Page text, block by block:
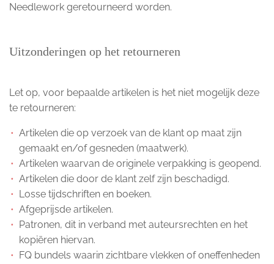
Needlework geretourneerd worden.
Uitzonderingen op het retourneren
Let op, voor bepaalde artikelen is het niet mogelijk deze
te retourneren:
Artikelen die op verzoek van de klant op maat zijn
gemaakt en/of gesneden (maatwerk).
Artikelen waarvan de originele verpakking is geopend.
Artikelen die door de klant zelf zijn beschadigd.
Losse tijdschriften en boeken.
Afgeprijsde artikelen.
Patronen, dit in verband met auteursrechten en het
kopiëren hiervan.
FQ bundels waarin zichtbare vlekken of oneffenheden